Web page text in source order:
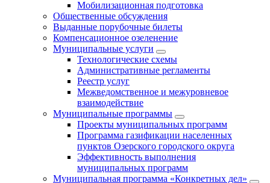
Мобилизационная подготовка
Общественные обсуждения
Выданные порубочные билеты
Компенсационное озеленение
Муниципальные услуги
Технологические схемы
Административные регламенты
Реестр услуг
Межведомственное и межуровневое
взаимодействие
Муниципальные программы
Проекты муниципальных программ
Программа газификации населенных
пунктов Озерского городского округа
Эффективность выполнения
муниципальных программ
Муниципальная программа «Конкретных дел»